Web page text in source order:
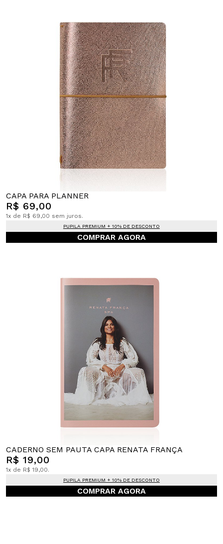
CAPA PARA PLANNER
R$ 69,00
1x de R$ 69,00 sem juros.
PUPILA PREMIUM + 10% DE DESCONTO
COMPRAR AGORA
CADERNO SEM PAUTA CAPA RENATA FRANÇA
R$ 19,00
1x de R$ 19,00.
PUPILA PREMIUM + 10% DE DESCONTO
COMPRAR AGORA